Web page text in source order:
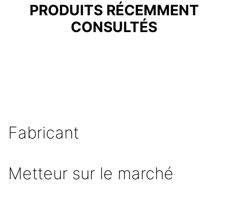
PRODUITS RÉCEMMENT
CONSULTÉS
Fabricant
Metteur sur le marché